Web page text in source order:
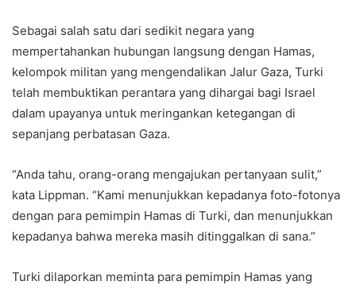
Sebagai salah satu dari sedikit negara yang
mempertahankan hubungan langsung dengan Hamas,
kelompok militan yang mengendalikan Jalur Gaza, Turki
telah membuktikan perantara yang dihargai bagi Israel
dalam upayanya untuk meringankan ketegangan di
sepanjang perbatasan Gaza.
“Anda tahu, orang-orang mengajukan pertanyaan sulit,”
kata Lippman. “Kami menunjukkan kepadanya foto-fotonya
dengan para pemimpin Hamas di Turki, dan menunjukkan
kepadanya bahwa mereka masih ditinggalkan di sana.”
Turki dilaporkan meminta para pemimpin Hamas yang